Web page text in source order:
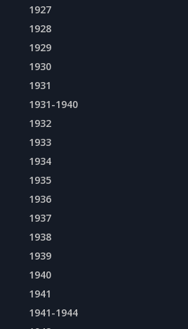
1927
1928
1929
1930
1931
1931-1940
1932
1933
1934
1935
1936
1937
1938
1939
1940
1941
1941-1944